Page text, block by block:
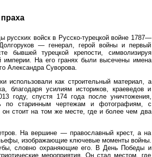
русских войск в Русско-турецкой войне 1787—
— генерал, герой войны и первый
бывшей турецкой крепости, символизируя
На его гранях были высечены имена
Александра Суворова.
использовали как строительный материал, а
благодаря усилиям историков, краеведов и
году, спустя 174 года после уничтожения,
по старинным чертежам и фотографиям, с
он стоит на том же месте, где и более чем два
На вершине — православный крест, а на
изображающие ключевые моменты войны.
словно охраняющие его. В День Победы и
мероприятия. Он стал местом, где